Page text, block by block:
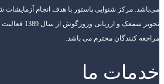
می‌باشد. مرکز شنوایی پاستور با هدف انجام آزمایشات
تجویز سمعک و
مراجعه کنندگان محترم می باشد.
خدمات ما